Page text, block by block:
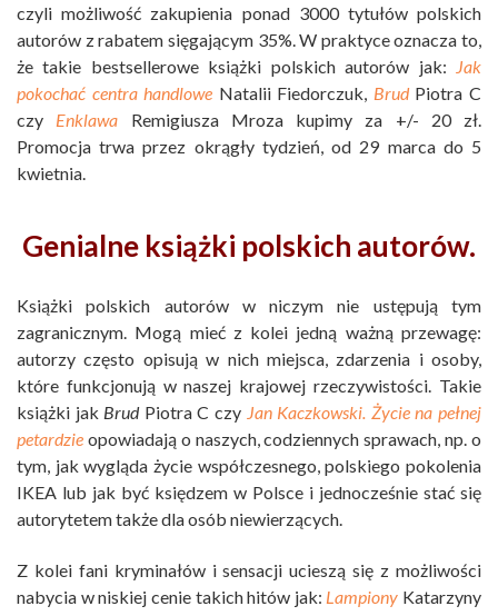
czyli możliwość zakupienia ponad 3000 tytułów polskich
autorów z rabatem sięgającym 35%. W praktyce oznacza to,
że takie bestsellerowe książki polskich autorów jak: Jak
pokochać centra handlowe Natalii Fiedorczuk, BrudPiotra C
czy Enklawa
Remigiusza Mroza kupimy za +/- 20 zł.
Promocja trwa przez okrągły tydzień, od 29 marca do 5
kwietnia.
Genialne książki polskich autorów.
Książki polskich autorów w niczym nie ustępują tym
zagranicznym. Mogą mieć z kolei jedną ważną przewagę:
autorzy często opisują w nich miejsca, zdarzenia i osoby,
które funkcjonują w naszej krajowej rzeczywistości. Takie
książki jak BrudPiotra C czy Jan Kaczkowski. Życie na pełnej
petardzie opowiadają o naszych, codziennych sprawach, np. o
tym, jak wygląda życie współczesnego, polskiego pokolenia
IKEA lub jak być księdzem w Polsce i jednocześnie stać się
autorytetem także dla osób niewierzących.
Z kolei fani kryminałów i sensacji ucieszą się z możliwości
nabycia w niskiej cenie takich hitów jak: Lampiony Katarzyny